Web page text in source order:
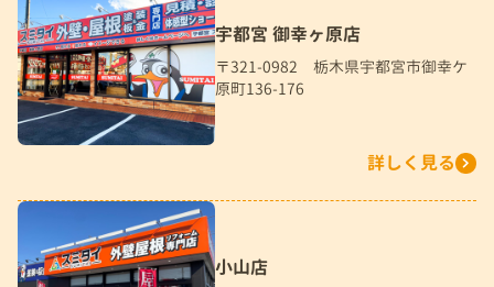
宇都宮 御幸ヶ原店
〒321-0982 栃木県宇都宮市御幸ケ
原町136-176
詳しく見る
小山店